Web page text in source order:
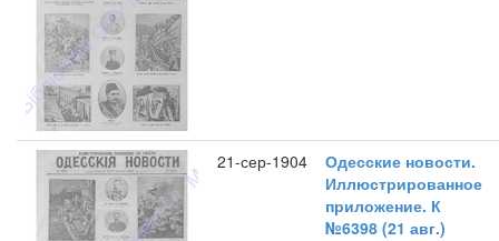
21-сер-1904
Одесские новости.
Иллюстрированное
приложение. К
№6398 (21 авг.)